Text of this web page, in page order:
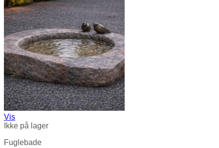
Vis
Ikke på lager
Fuglebade